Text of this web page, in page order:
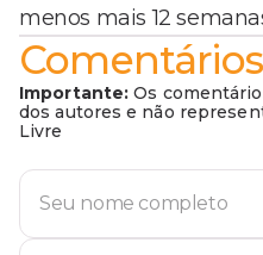
menos mais 12
Comentários
Importante: Os
dos autores e não
Livre